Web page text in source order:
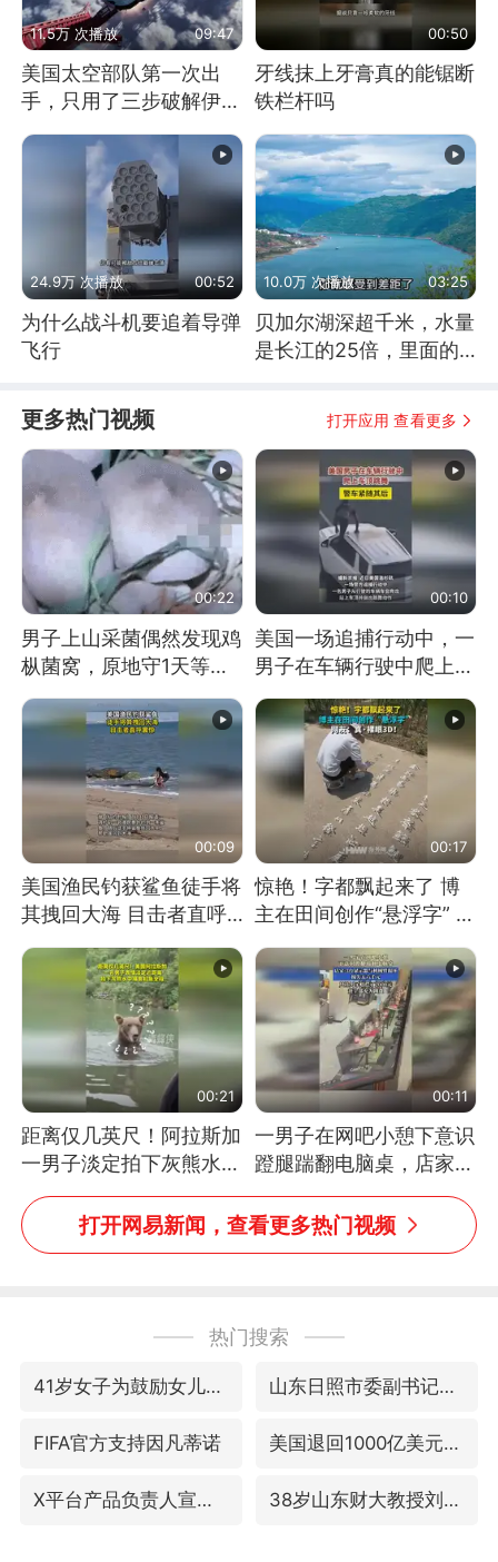
11.5万 次播放 09:47
美国太空部队第一次出
手，只用了三步破解伊朗
00:50
牙线抹上牙膏真的能锯断
铁栏杆吗
24.9万 次播放 00:52
为什么战斗机要追着导弹
飞行
10.0万 次播放 03:25
贝加尔湖深超千米，水量
是长江的25倍，里面的
更多热门视频 打开应用 查看更多
00:22
男子上山采菌偶然发现鸡
枞菌窝，原地守1天等它
长大：挖了140多朵
00:10
美国一场追捕行动中，一
男子在车辆行驶中爬上车
顶跳舞。（新京报）
00:09
美国渔民钓获鲨鱼徒手将
其拽回大海 目击者直呼
震惊 （视频来源：参考
00:17
惊艳！字都飘起来了 博
主在田间创作“悬浮字” 网
友：真·裸眼3D！
00:21
距离仅几英尺！阿拉斯加
一男子淡定拍下灰熊水中
捕食鲑鱼全程
00:11
一男子在网吧小憩下意识
蹬腿踹翻电脑桌，店家3
台显示器与机械臂损坏
打开网易新闻，查看更多热门视频
热门搜索
41岁女子为鼓励女儿考上985研究生 山东日照市委副书记王峰被查
FIFA官方支持因凡蒂诺 美国退回1000亿美元关税
X平台产品负责人宣布离职 38岁山东财大教授刘海明逝世